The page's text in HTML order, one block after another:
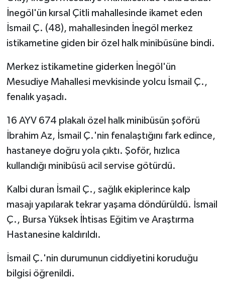
İnegöl'ün kırsal Çitli mahallesinde ikamet eden
İsmail Ç. (48), mahallesinden İnegöl merkez
istikametine giden bir özel halk minibüsüne bindi.
Merkez istikametine giderken İnegöl'ün
Mesudiye Mahallesi mevkisinde yolcu İsmail Ç.,
fenalık yaşadı.
16 AYV 674 plakalı özel halk minibüsün şoförü
İbrahim Az, İsmail Ç.'nin fenalaştığını fark edince,
hastaneye doğru yola çıktı. Şoför, hızlıca
kullandığı minibüsü acil servise götürdü.
Kalbi duran İsmail Ç., sağlık ekiplerince kalp
masajı yapılarak tekrar yaşama döndürüldü. İsmail
Ç., Bursa Yüksek İhtisas Eğitim ve Araştırma
Hastanesine kaldırıldı.
İsmail Ç.'nin durumunun ciddiyetini koruduğu
bilgisi öğrenildi.